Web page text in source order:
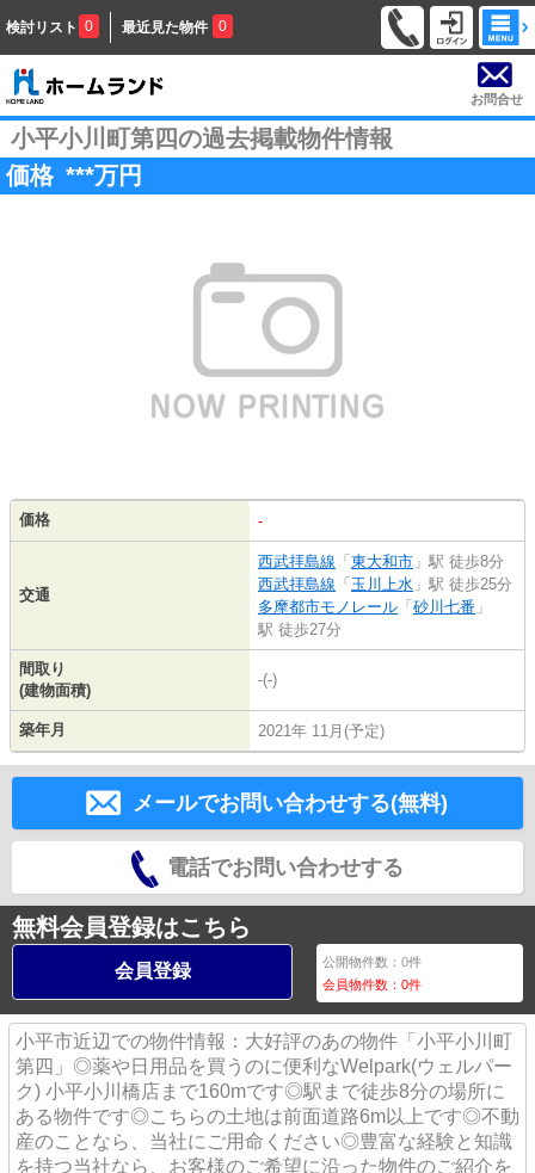
検討リスト 0 最近見た物件 0
お問合せ
小平小川町第四の過去掲載物件情報
価格 ***万円
価格 -
交通
西武拝島線 「 東大和市 」駅 徒歩8分
西武拝島線 「 玉川上水 」駅 徒歩25分
多摩都市モノレール 「 砂川七番 」
駅 徒歩27分
間取り
(建物面積)
-(-)
築年月 2021年 11月(予定)
メールでお問い合わせする(無料)
電話でお問い合わせする
無料会員登録はこちら
会員登録 公開物件数：0件
会員物件数：0件
小平市近辺での物件情報：大好評のあの物件「小平小川町
第四」◎薬や日用品を買うのに便利なWelpark(ウェルパー
ク) 小平小川橋店まで160mです◎駅まで徒歩8分の場所に
ある物件です◎こちらの土地は前面道路6m以上です◎不動
産のことなら、当社にご用命ください◎豊富な経験と知識
を持つ当社なら、お客様のご希望に沿った物件のご紹介を